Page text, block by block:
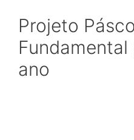
Projeto
Fundamental
ano